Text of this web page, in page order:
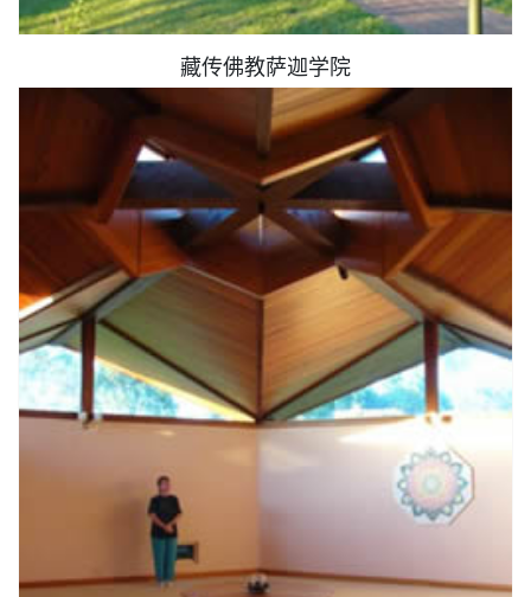
藏传佛教萨迦学院